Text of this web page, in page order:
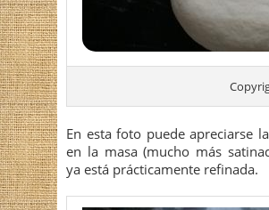
En esta foto puede apreciarse
en la masa (mucho más
ya está prácticamente refinada.